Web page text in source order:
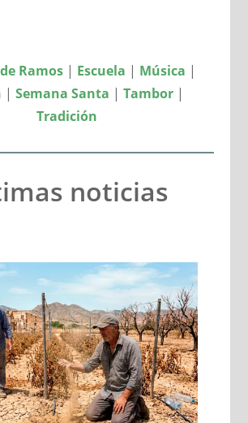
Ramos| Escuela | Música |
| Semana Santa | Tambor |
Tradición
noticias